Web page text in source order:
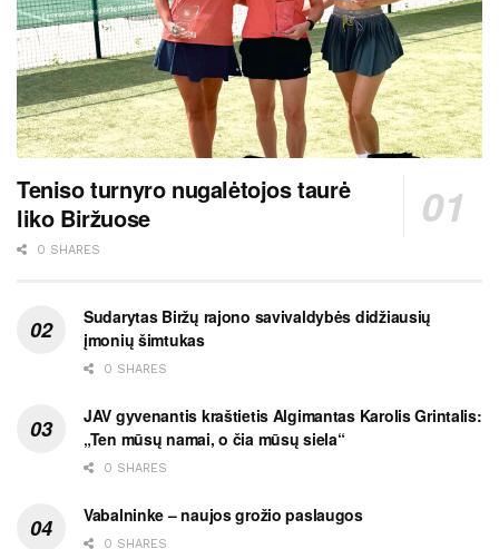
Teniso turnyro nugalėtojos taurė
liko Biržuose
0 SHARES
Sudarytas Biržų rajono savivaldybės didžiausių
įmonių šimtukas
0 SHARES
JAV gyvenantis kraštietis Algimantas Karolis Grintalis:
„Ten mūsų namai, o čia mūsų siela“
0 SHARES
Vabalninke – naujos grožio paslaugos
0 SHARES